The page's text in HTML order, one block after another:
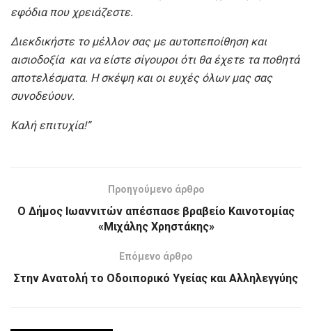
εφόδια που χρειάζεστε.
Διεκδικήστε το μέλλον σας με αυτοπεποίθηση και
αισιοδοξία και να είστε σίγουροι ότι θα έχετε τα ποθητά
αποτελέσματα. Η σκέψη και οι ευχές όλων μας σας
συνοδεύουν.
Καλή επιτυχία!”
Προηγούμενο άρθρο
Ο Δήμος Ιωαννιτών απέσπασε βραβείο Καινοτομίας
«Μιχάλης Χρηστάκης»
Επόμενο άρθρο
Στην Ανατολή το Οδοιπορικό Υγείας και Αλληλεγγύης